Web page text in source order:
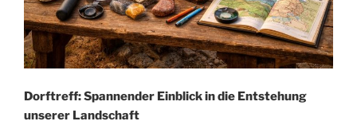
Dorftreff: Spannender Einblick in die Entstehung
unserer Landschaft